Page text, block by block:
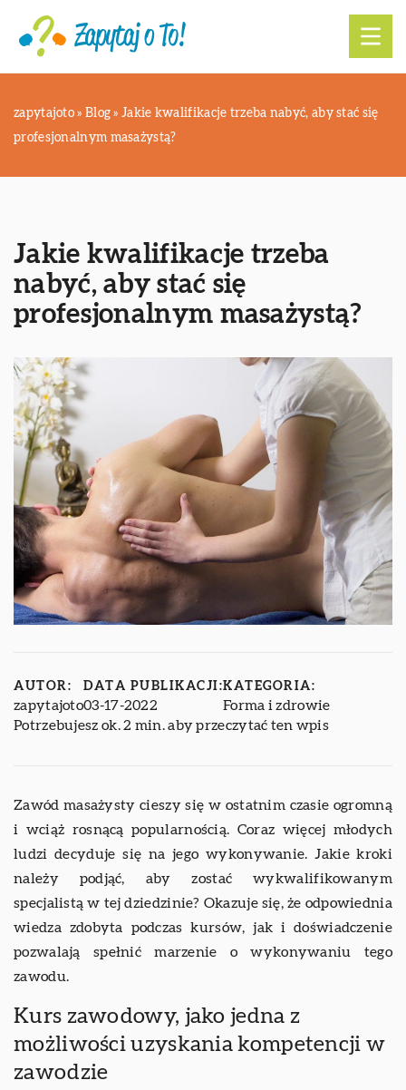
zapytajoto » Blog »Jakie kwalifikacje trzeba nabyć, aby stać się
profesjonalnym masażystą?
Jakie kwalifikacje trzeba
nabyć, aby stać się
profesjonalnym masażystą?
AUTOR:
zapytajoto
DATA PUBLIKACJI:
03-17-2022
KATEGORIA:
Forma i zdrowie
Potrzebujesz ok. 2 min. aby przeczytać ten wpis
Zawód masażysty cieszy się w ostatnim czasie ogromną
i wciąż rosnącą popularnością. Coraz więcej młodych
ludzi decyduje się na jego wykonywanie. Jakie kroki
należy podjąć, aby zostać wykwalifikowanym
specjalistą w tej dziedzinie? Okazuje się, że odpowiednia
wiedza zdobyta podczas kursów, jak i doświadczenie
pozwalają spełnić marzenie o wykonywaniu tego
zawodu.
Kurs zawodowy, jako jedna z
możliwości uzyskania kompetencji w
zawodzie